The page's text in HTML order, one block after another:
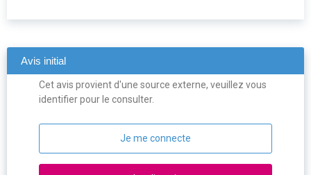
Avis initial
Cet avis provient d'une source externe, veuillez vous
identifier pour le consulter.
Je me connecte